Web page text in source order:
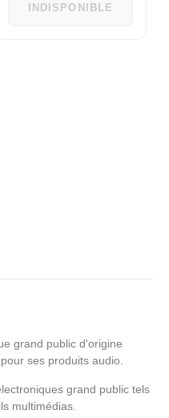
films, Faire l’expérience
INDISPONIBLE
grand public d'origine
ses produits audio.
grand public tels
multimédias.